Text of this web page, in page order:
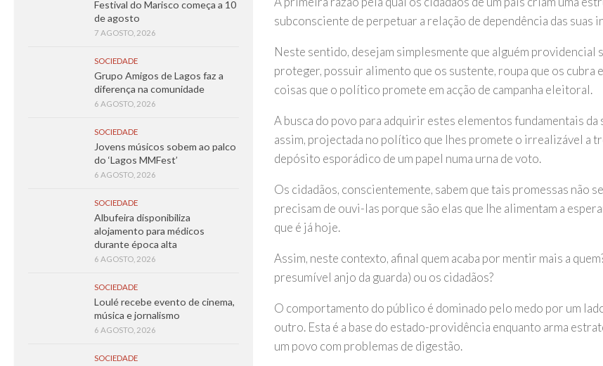
subconsciente de perpetuar a relação de dependência das suas
Neste sentido, desejam simplesmente que alguém providencial
proteger, possuir alimento que os sustente, roupa que os cubra
coisas que o político promete em acção de campanha eleitoral.
A busca do povo para adquirir estes elementos fundamentais da
assim, projectada no político que lhes promete o irrealizável a
depósito esporádico de um papel numa urna de voto.
Os cidadãos, conscientemente, sabem que tais promessas não
precisam de ouvi-las porque são elas que lhe alimentam a
que é já hoje.
Assim, neste contexto, afinal quem acaba por mentir mais a
presumível anjo da guarda) ou os cidadãos?
O comportamento do público é dominado pelo medo por um
outro. Esta é a base do estado-providência enquanto arma
um povo com problemas de digestão.
Festival do Marisco começa a 10
de agosto
7 AGOSTO, 2026
SOCIEDADE
Grupo Amigos de Lagos faz a
diferença na comunidade
6 AGOSTO, 2026
SOCIEDADE
Jovens músicos sobem ao palco
do ‘Lagos MMFest’
6 AGOSTO, 2026
SOCIEDADE
Albufeira disponibiliza
alojamento para médicos
durante época alta
6 AGOSTO, 2026
SOCIEDADE
Loulé recebe evento de cinema,
música e jornalismo
6 AGOSTO, 2026
SOCIEDADE